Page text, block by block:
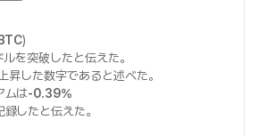
)
を突破したと伝えた。
上昇した数字であると述べた。
ムは-0.39%
したと伝えた。